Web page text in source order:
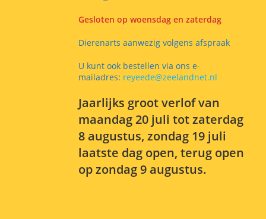
Gesloten op woensdag en zaterdag
Dierenarts aanwezig volgens afspraak
U kunt ook bestellen via ons e-
mailadres: reyeede@zeelandnet.nl
Jaarlijks groot verlof van
maandag 20 juli tot zaterdag
8 augustus, zondag 19 juli
laatste dag open, terug open
op zondag 9 augustus.